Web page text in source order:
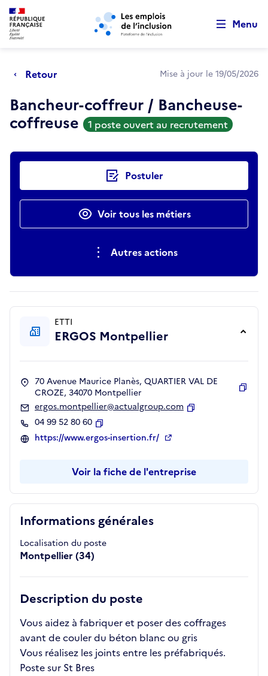
Aller au menu principal Aller au contenu principal
Menu
Retour Mise à jour le 19/05/2026
Bancheur-coffreur / Bancheuse-
coffreuse 1 poste ouvert au recrutement
Actions rapides Postuler
Voir tous les métiers
Autres actions
Informations générales
Localisation du poste
Montpellier (34)
Description du poste
Vous aidez à fabriquer et poser des coffrages
avant de couler du béton blanc ou gris
Vous réalisez les joints entre les préfabriqués.
Poste sur St Bres
ETTI
ERGOS Montpellier
70 Avenue Maurice Planès, QUARTIER VAL DE
CROZE, 34070 Montpellier
ergos.montpellier@actualgroup.com
04 99 52 80 60
Copier
https://www.ergos-insertion.fr/
Voir la fiche de l'entreprise
Retour au début de la page
Panneau de gestion des cookies